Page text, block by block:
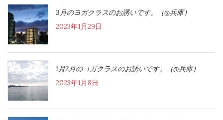
3月のヨガクラスのお誘いです。（@兵庫）
2023年1月29日
1月2月のヨガクラスのお誘いです。（@兵庫）
2023年1月8日